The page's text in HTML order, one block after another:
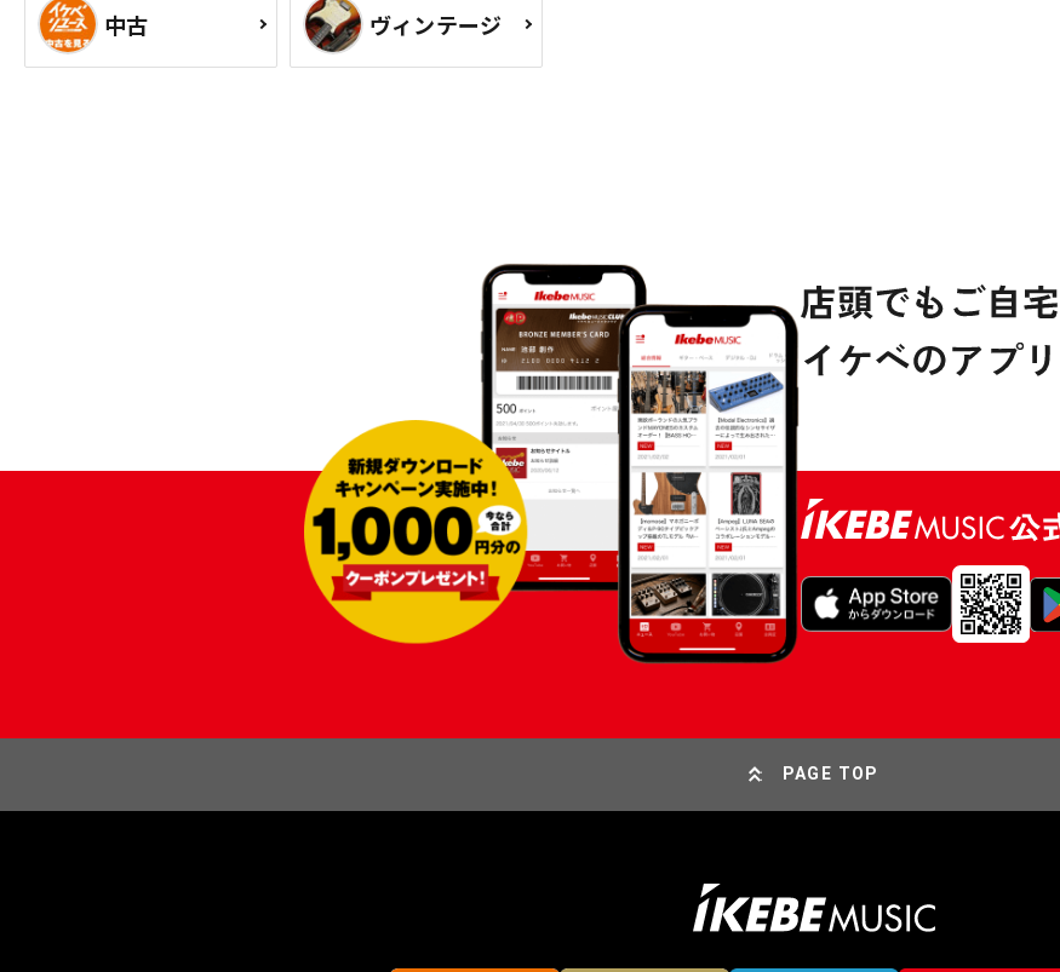
中古 ヴィンテージ
PAGE TOP